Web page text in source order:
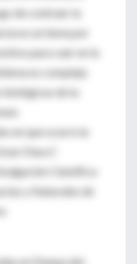
de contraer la
es un tema por
para caer en la
es complejo
de la
en que ocurre la
Chaco",
Científica
y Naturales de